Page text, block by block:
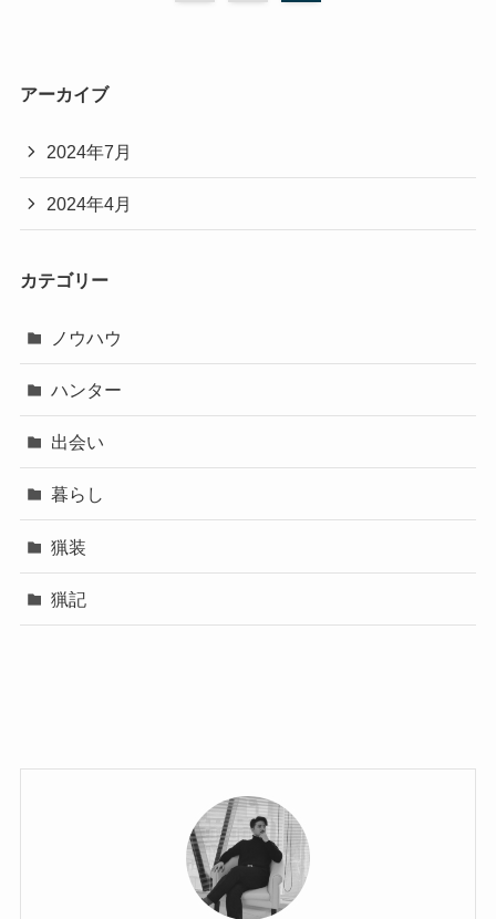
アーカイブ
2024年7月
2024年4月
カテゴリー
ノウハウ
ハンター
出会い
暮らし
猟装
猟記